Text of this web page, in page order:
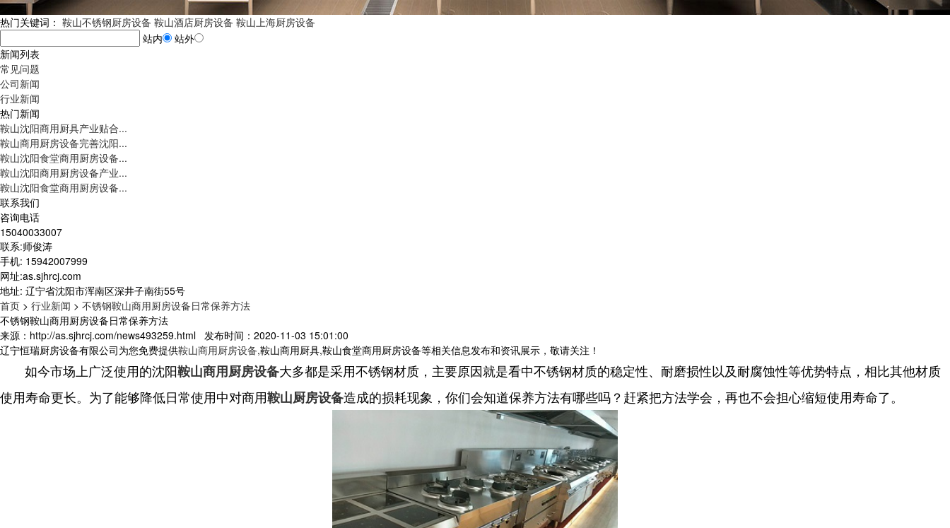
热门关键词： 鞍山不锈钢厨房设备 鞍山酒店厨房设备 鞍山上海厨房设备
站内
站外
新闻列表
常见问题
公司新闻
行业新闻
热门新闻
鞍山沈阳商用厨具产业贴合...
鞍山商用厨房设备完善沈阳...
鞍山沈阳食堂商用厨房设备...
鞍山沈阳商用厨房设备产业...
鞍山沈阳食堂商用厨房设备...
联系我们
咨询电话
15040033007
联系:师俊涛
手机: 15942007999
网址:as.sjhrcj.com
地址: 辽宁省沈阳市浑南区深井子南街55号
首页 > 行业新闻 > 不锈钢鞍山商用厨房设备日常保养方法
不锈钢鞍山商用厨房设备日常保养方法
来源：http://as.sjhrcj.com/news493259.html 发布时间：2020-11-03 15:01:00
辽宁恒瑞厨房设备有限公司为您免费提供鞍山商用厨房设备,鞍山商用厨具,鞍山食堂商用厨房设备等相关信息发布和资讯展示，敬请关注！
如今市场上广泛使用的沈阳鞍山商用厨房设备大多都是采用不锈钢材质，主要原因就是看中不锈钢材质的稳定性、耐磨损性以及耐腐蚀性等优势特点，相比其他材质
使用寿命更长。为了能够降低日常使用中对商用鞍山厨房设备造成的损耗现象，你们会知道保养方法有哪些吗？赶紧把方法学会，再也不会担心缩短使用寿命了。